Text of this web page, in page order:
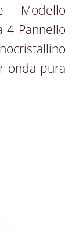
4 Pannello
onda pura